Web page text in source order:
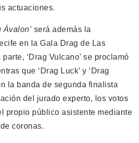
actuaciones.
Ávalon’ será además la
en la Gala Drag de Las
‘Drag Vulcano’ se proclamó
que ‘Drag Luck’ y ‘Drag
la banda de segunda finalista
del jurado experto, los votos
propio público asistente mediante
coronas.